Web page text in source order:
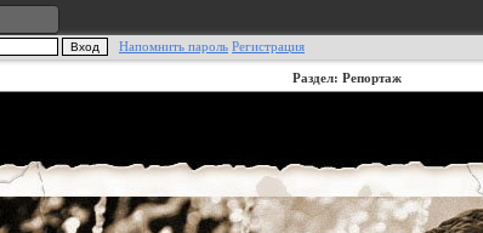
Напомнить пароль Регистрация
Раздел: Репортаж